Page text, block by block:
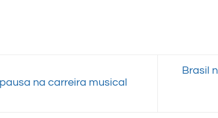
na carreira musical
Brasil